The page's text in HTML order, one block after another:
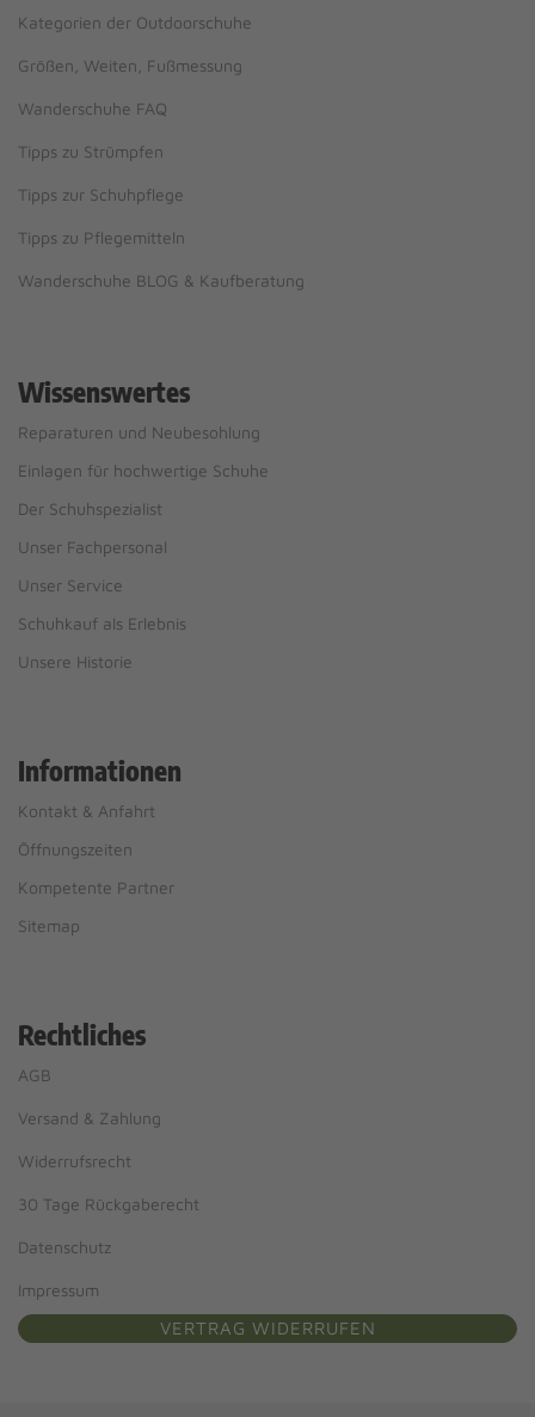
Kategorien der Outdoorschuhe
Größen, Weiten, Fußmessung
Wanderschuhe FAQ
Tipps zu Strümpfen
Tipps zur Schuhpflege
Tipps zu Pflegemitteln
Wanderschuhe BLOG & Kaufberatung
Wissenswertes
Reparaturen und Neubesohlung
Einlagen für hochwertige Schuhe
Der Schuhspezialist
Unser Fachpersonal
Unser Service
Schuhkauf als Erlebnis
Unsere Historie
Informationen
Kontakt & Anfahrt
Öffnungszeiten
Kompetente Partner
Sitemap
Rechtliches
AGB
Versand & Zahlung
Widerrufsrecht
30 Tage Rückgaberecht
Datenschutz
Impressum
VERTRAG WIDERRUFEN